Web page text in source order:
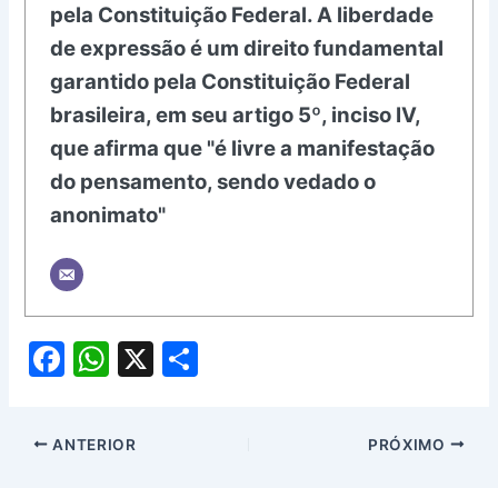
pela Constituição Federal. A liberdade
de expressão é um direito fundamental
garantido pela Constituição Federal
brasileira, em seu artigo 5º, inciso IV,
que afirma que "é livre a manifestação
do pensamento, sendo vedado o
anonimato"
F
c
e
W
at
s
X
ANTERIOR PRÓXIMO